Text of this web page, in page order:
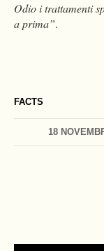
FACTS
18
Odio i trattamenti
a prima”.